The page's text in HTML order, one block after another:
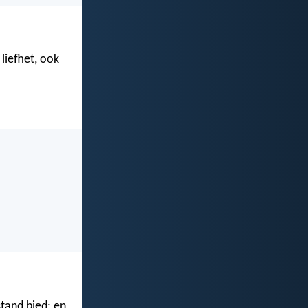
liefhet, ook